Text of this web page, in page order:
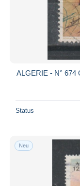
ALGERIE - N° 674
Status
Neu